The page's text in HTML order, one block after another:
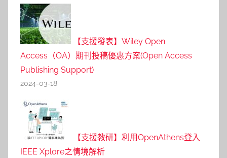
【支援發表】Wiley Open
Access（OA）期刊投稿優惠方案(Open Access
Publishing Support)
2024-03-18
【支援教研】利用OpenAthens登入
IEEE Xplore之情境解析